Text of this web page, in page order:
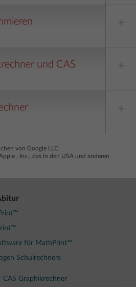
und CAS
von Google LLC
, Inc., das in den USA und anderen
für MathPrint™
Schulrechners
CAS Graphikrechner